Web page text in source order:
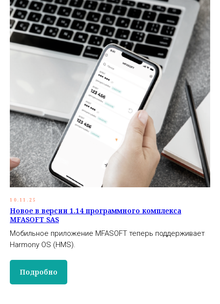
10.11.25
Новое в версии 1.14 программного комплекса
MFASOFT SAS
Мобильное приложение MFASOFT теперь поддерживает
Harmony OS (HMS).
Подробно